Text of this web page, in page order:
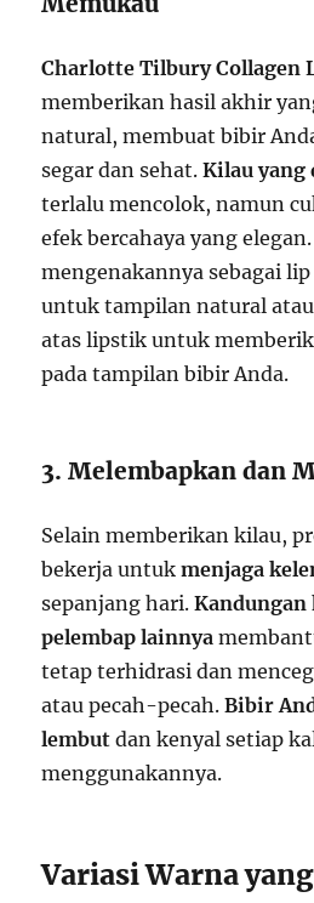
Charlotte Tilbury Collagen
memberikan hasil akhir
natural, membuat bibir
segar dan sehat.Kilau yang
terlalu mencolok, namun
efek bercahaya yang
mengenakannya sebagai
untuk tampilan natural
atas lipstik untuk
pada tampilan bibir Anda.
3. Melembapkan dan
Selain memberikan kilau,
bekerja untukmenjaga
sepanjang hari.Kandungan
pelembap lainnya
tetap terhidrasi dan
atau pecah-pecah.Bibir
lembut dan kenyal setiap
menggunakannya.
Variasi Warna